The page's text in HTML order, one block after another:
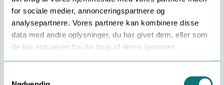
for sociale medier, annonceringspartnere og
analysepartnere. Vores partnere kan kombinere disse
data med andre oplysninger, du har givet dem, eller som
de har indsamlet fra din brug af deres tjenester.